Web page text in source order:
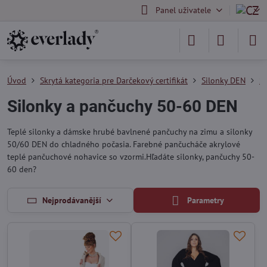
Panel uživatele
Úvod Skrytá kategoria pre Darčekový certifikát Silonky DEN
Silonky a pančuchy 50-60 DEN
Teplé silonky a dámske hrubé bavlnené pančuchy na zimu a silonky
50/60 DEN do chladného počasia. Farebné pančucháče akrylové
teplé pančuchové nohavice so vzormi.Hľadáte silonky, pančuchy 50-
60 den?
Nejprodávanější Parametry